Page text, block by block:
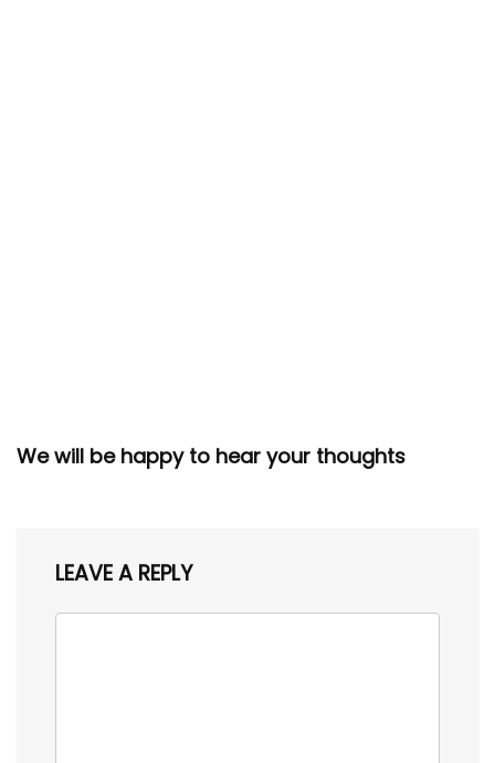
We will be happy to hear your thoughts
LEAVE A REPLY